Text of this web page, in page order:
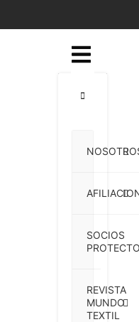
SOCIOS
REVISTA
MUNDO
TEXTIL